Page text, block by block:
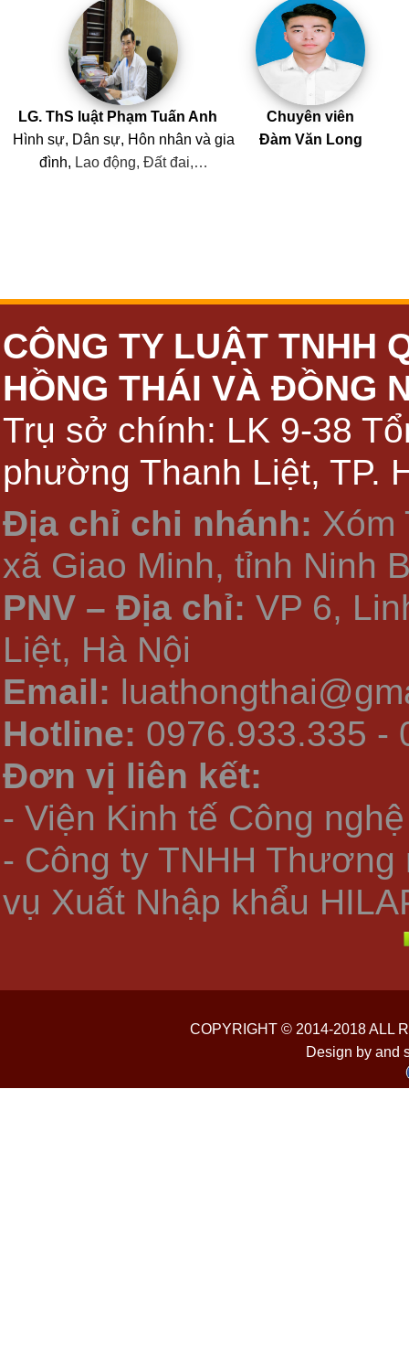
LG. ThS luật Phạm Tuấn Anh
Hình sự, Dân sự, Hôn nhân và gia
đình, Lao động, Đất đai,…
Chuyên viên
Đàm Văn Long
CÔNG TY LUẬT TNHH
HỒNG THÁI VÀ ĐỒNG
Trụ sở chính: LK 9-38
phường Thanh Liệt, TP.
Địa chỉ chi nhánh: Xóm
xã Giao Minh, tỉnh Ninh
PNV – Địa chỉ: VP 6,
Liệt, Hà Nội
Email:
Hotline: 0976.933.335 -
Đơn vị liên kết:
- Viện Kinh tế Công
- Công ty TNHH Thương
vụ Xuất Nhập khẩu
COPYRIGHT © 2014-2018 ALL
Design by and